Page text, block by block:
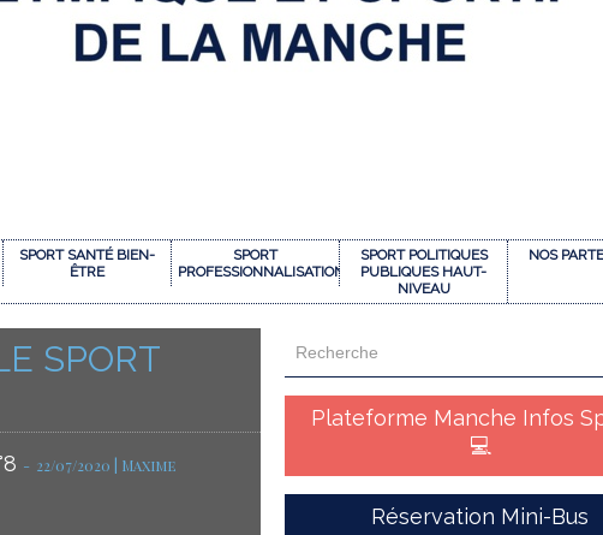
SPORT SANTÉ BIEN-
ÊTRE
SPORT
PROFESSIONNALISATION
SPORT POLITIQUES
PUBLIQUES HAUT-
NIVEAU
NOS
SPORT
- 22/07/2020 | Maxime
Plateforme Manche Infos
💻
Réservation Mini-Bus